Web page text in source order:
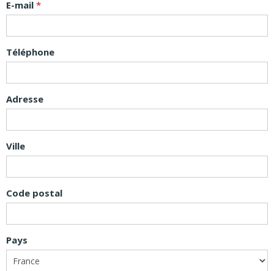
E-mail
Téléphone
Adresse
Ville
Code postal
Pays